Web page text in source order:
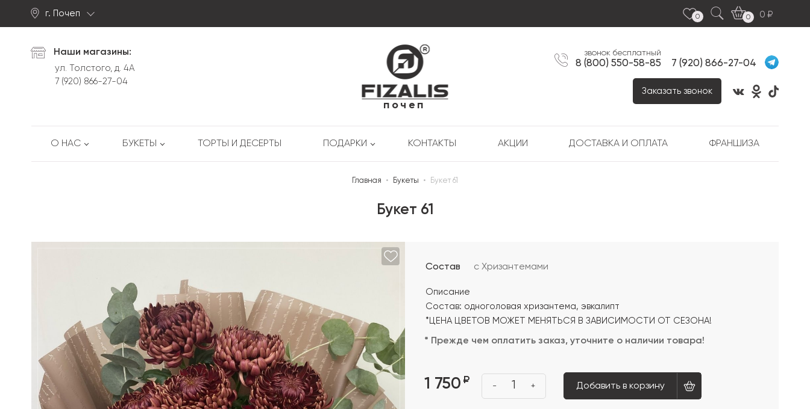
г. Почеп 0 0
0
почеп
Наши магазины:
ул. Толстого, д. 4А
7 (920) 866-27-04
8 (800) 550-58-85
звонок бесплатный
7 (920) 866-27-04
Заказать звонок
О НАС БУКЕТЫ ТОРТЫ И ДЕСЕРТЫ ПОДАРКИ КОНТАКТЫ АКЦИИ ДОСТАВКА И ОПЛАТА ФРАНШИЗА
Главная • Букеты • Букет 61
Букет 61
Состав с Хризантемами
Описание
Состав: одноголовая хризантема, эвкалипт
*ЦЕНА ЦВЕТОВ МОЖЕТ МЕНЯТЬСЯ В ЗАВИСИМОСТИ ОТ СЕЗОНА!
* Прежде чем оплатить заказ, уточните о наличии товара!
1 750 ₽
- 1 + Добавить в корзину